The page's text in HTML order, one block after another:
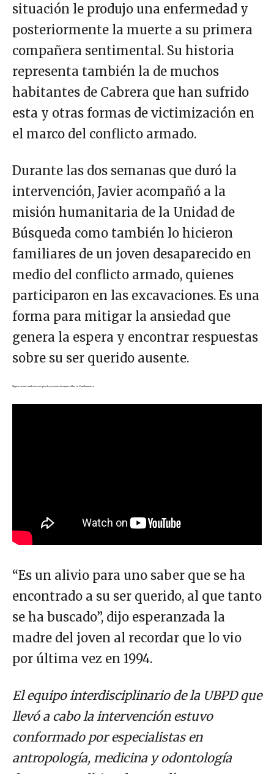
situación le produjo una enfermedad y
posteriormente la muerte a su primera
compañera sentimental. Su historia
representa también la de muchos
habitantes de Cabrera que han sufrido
esta y otras formas de victimización en
el marco del conflicto armado.
Durante las dos semanas que duró la
intervención, Javier acompañó a la
misión humanitaria de la Unidad de
Búsqueda como también lo hicieron
familiares de un joven desaparecido en
medio del conflicto armado, quienes
participaron en las excavaciones. Es una
forma para mitigar la ansiedad que
genera la espera y encontrar respuestas
sobre su ser querido ausente.
Siguen encontrando los cuerpos de personas desaparecidas en Cundinamarca
“Es un alivio para uno saber que se ha
encontrado a su ser querido, al que tanto
se ha buscado”, dijo esperanzada la
madre del joven al recordar que lo vio
por última vez en 1994.
El equipo interdisciplinario de la UBPD que
llevó a cabo la intervención estuvo
conformado por especialistas en
antropología, medicina y odontología